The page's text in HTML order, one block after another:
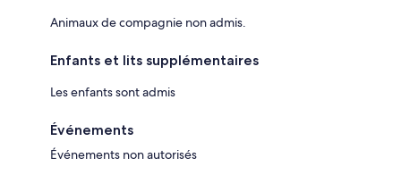
Animaux de compagnie non admis.
Enfants et lits supplémentaires
Les enfants sont admis
Événements
Événements non autorisés